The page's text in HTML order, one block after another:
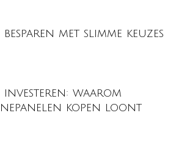
besparen met slimme keuzes
investeren: waarom
kopen loont